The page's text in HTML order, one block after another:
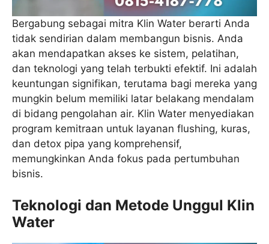
Bergabung sebagai mitra Klin Water berarti Anda
tidak sendirian dalam membangun bisnis. Anda
akan mendapatkan akses ke sistem, pelatihan,
dan teknologi yang telah terbukti efektif. Ini adalah
keuntungan signifikan, terutama bagi mereka yang
mungkin belum memiliki latar belakang mendalam
di bidang pengolahan air. Klin Water menyediakan
program kemitraan untuk layanan flushing, kuras,
dan detox pipa yang komprehensif,
memungkinkan Anda fokus pada pertumbuhan
bisnis.
Teknologi dan Metode Unggul Klin
Water